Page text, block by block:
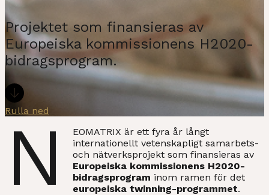
Projektet som finansieras av
Europeiska kommissionens H2020-
bidragsprogram.
Rulla ned
N
EOMATRIX är ett fyra år långt
internationellt vetenskapligt samarbets-
och nätverksprojekt som finansieras av
Europeiska kommissionens H2020-
bidragsprogram inom ramen för det
europeiska twinning-programmet.